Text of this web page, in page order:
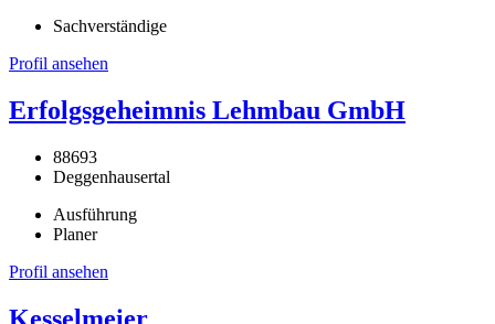
Sachverständige
Profil ansehen
Erfolgsgeheimnis Lehmbau GmbH
88693
Deggenhausertal
Ausführung
Planer
Profil ansehen